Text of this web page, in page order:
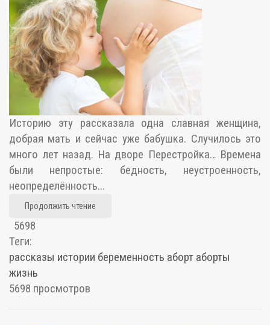
Историю эту рассказала одна славная женщина,
добрая мать и сейчас уже бабушка. Случилось это
много лет назад. На дворе Перестройка… Времена
были непростые: бедность, неустроенность,
неопределённость...
Продолжить чтение
5698
Теги:
рассказы истории беременность аборт аборты
жизнь
5698 просмотров